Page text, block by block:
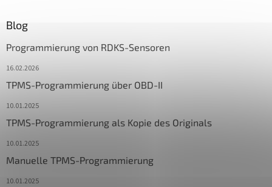
Blog
Programmierung von RDKS-Sensoren
16.02.2026
TPMS-Programmierung über OBD-II
10.01.2025
TPMS-Programmierung als Kopie des Originals
10.01.2025
Manuelle TPMS-Programmierung
10.01.2025